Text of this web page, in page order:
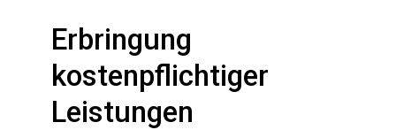
Erbringung
kostenpflichtiger
Leistungen